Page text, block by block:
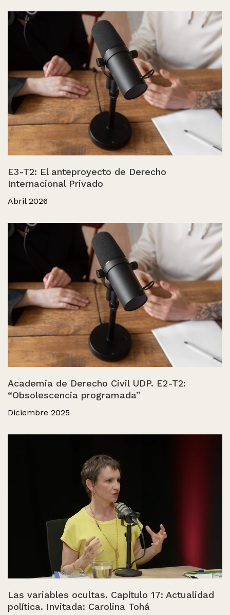
E3-T2: El anteproyecto de Derecho
Internacional Privado
Abril 2026
Academia de Derecho Civil UDP. E2-T2:
“Obsolescencia programada”
Diciembre 2025
Las variables ocultas. Capítulo 17: Actualidad
política. Invitada: Carolina Tohá